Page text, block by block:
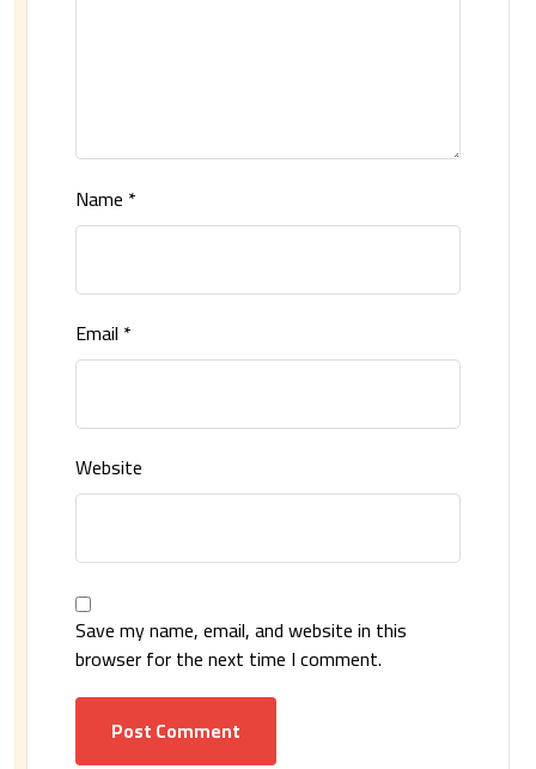
Name *
Email *
Website
Save my name, email, and website in this
browser for the next time I comment.
Post Comment